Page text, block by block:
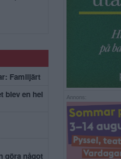
Familjärt
blev en hel
göra något
Annons: